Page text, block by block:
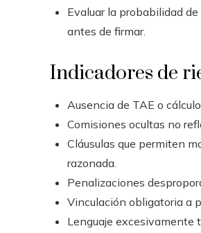
Evaluar la probabilidad
antes de firmar.
Indicadores de
Ausencia de TAE o
Comisiones ocultas no
Cláusulas que permiten
razonada.
Penalizaciones
Vinculación obligatoria a
Lenguaje excesivamente